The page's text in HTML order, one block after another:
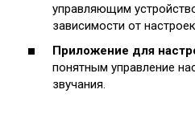
управляющим
зависимости от
Приложение для
понятным управление
звучания.